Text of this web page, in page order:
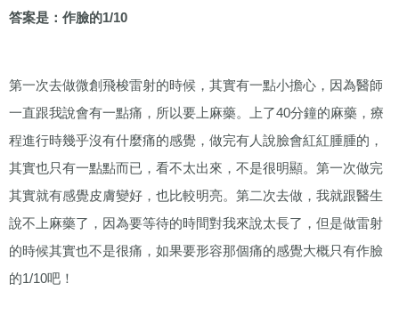
答案是：作臉的1/10
第一次去做微創飛梭雷射的時候，其實有一點小擔心，因為醫師
一直跟我說會有一點痛，所以要上麻藥。上了40分鐘的麻藥，療
程進行時幾乎沒有什麼痛的感覺，做完有人說臉會紅紅腫腫的，
其實也只有一點點而已，看不太出來，不是很明顯。第一次做完
其實就有感覺皮膚變好，也比較明亮。第二次去做，我就跟醫生
說不上麻藥了，因為要等待的時間對我來說太長了，但是做雷射
的時候其實也不是很痛，如果要形容那個痛的感覺大概只有作臉
的1/10吧！